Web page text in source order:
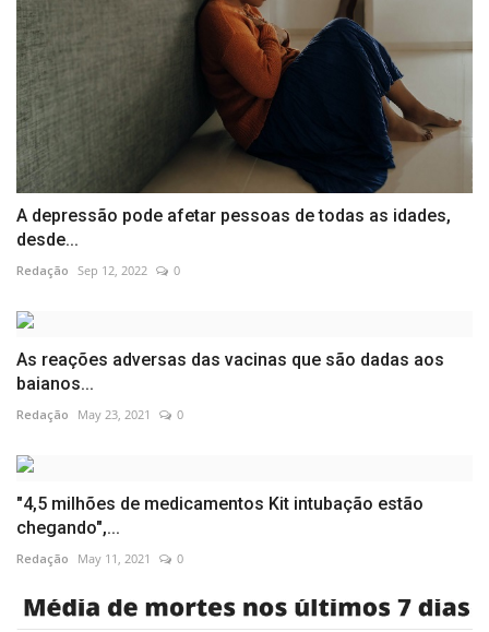
A depressão pode afetar pessoas de todas as idades,
desde...
Redação Sep 12, 2022 0
As reações adversas das vacinas que são dadas aos
baianos...
Redação May 23, 2021 0
"4,5 milhões de medicamentos Kit intubação estão
chegando",...
Redação May 11, 2021 0